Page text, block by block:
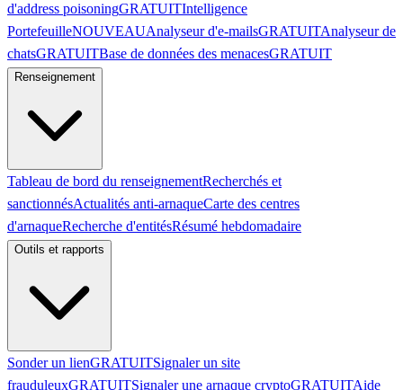
d'address poisoningGRATUITIntelligence
PortefeuilleNOUVEAUAnalyseur d'e-mailsGRATUITAnalyseur de
chatsGRATUITBase de données des menacesGRATUIT
Renseignement
Tableau de bord du renseignementRecherchés et
sanctionnésActualités anti-arnaqueCarte des centres
d'arnaqueRecherche d'entitésRésumé hebdomadaire
Outils et rapports
Sonder un lienGRATUITSignaler un site
frauduleuxGRATUITSignaler une arnaque cryptoGRATUITAide